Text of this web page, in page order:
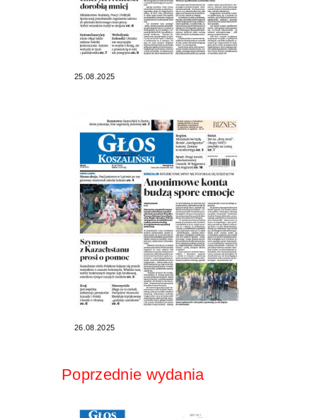
25.08.2025
26.08.2025
Poprzednie wydania